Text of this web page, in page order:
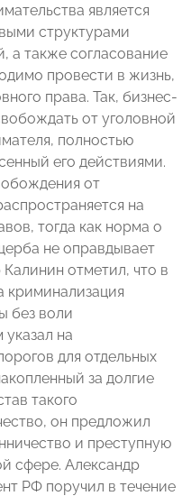
является
структурами
а также согласование
провести в жизнь,
права. Так, бизнес-
от уголовной
полностью
его действиями.
от
на
тогда как норма о
не оправдывает
отметил, что в
криминализация
без воли
указал на
для отдельных
за долгие
такого
он предложил
и преступную
сфере. Александр
РФ поручил в течение